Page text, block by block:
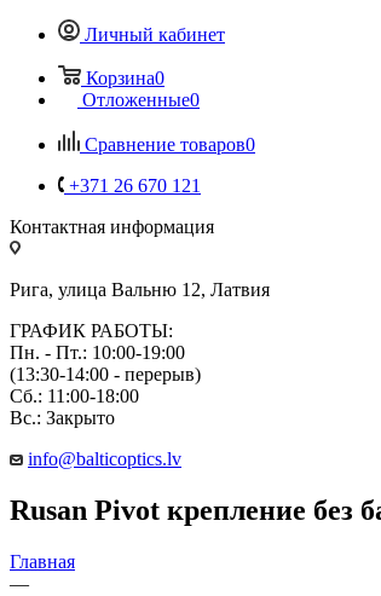
Личный кабинет
Корзина0
Отложенные0
Сравнение товаров0
+371 26 670 121
Контактная информация
Рига, улица Вальню 12, Латвия
ГРАФИК РАБОТЫ:
Пн. - Пт.: 10:00-19:00
(13:30-14:00 - перерыв)
Сб.: 11:00-18:00
Вс.: Закрыто
info@balticoptics.lv
Rusan Pivot крепление без
Главная
—